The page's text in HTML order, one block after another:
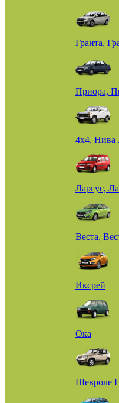
Гранта,
Приора,
4х4, Нива
Ларгус,
Веста,
Иксрей
Ока
Шевроле